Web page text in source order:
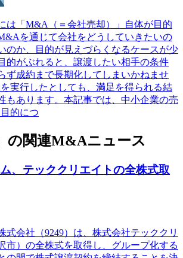
は「M&A（＝会社売却）」自体が目的
を通じて会社をどうしていきたいの
のか、目的が見えづらくなるケースが少
的がぶれると、譲渡したい相手の条件
ず成約まで長期化してしまいかねませ
実行したとしても、満足を得られる結
もあります。本記事では、中小企業の売
的につ
の関連M&Aニュース
、テッククリエイトの全株式取
式会社（9249）は、株式会社テッククリ
市）の全株式を取得し、グループ化する